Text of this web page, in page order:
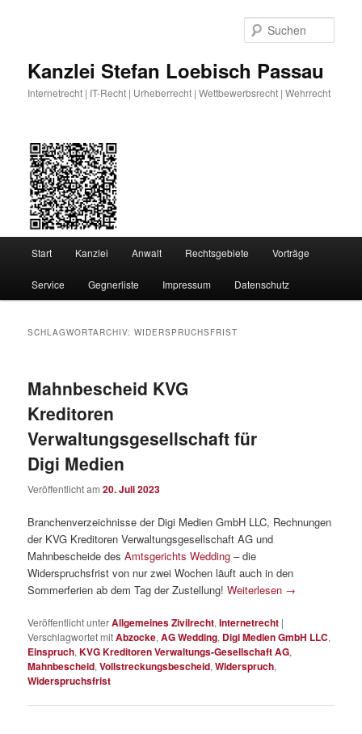
Kanzlei Stefan Loebisch Passau
Internetrecht | IT-Recht | Urheberrecht | Wettbewerbsrecht | Wehrrecht
Start Kanzlei Anwalt Rechtsgebiete Vorträge
Service Gegnerliste Impressum Datenschutz
SCHLAGWORTARCHIV:WIDERSPRUCHSFRIST
Mahnbescheid KVG
Kreditoren
Verwaltungsgesellschaft für
Digi Medien
Veröffentlicht am20. Juli 2023
Branchenverzeichnisse der Digi Medien GmbH LLC, Rechnungen
der KVG Kreditoren Verwaltungsgesellschaft AG und
Mahnbescheide desAmtsgerichts Wedding – die
Widerspruchsfrist von nur zwei Wochen läuft auch in den
Sommerferien ab dem Tag der Zustellung!Weiterlesen →
Veröffentlicht unterAllgemeines Zivilrecht,Internetrecht |
Verschlagwortet mitAbzocke,AG Wedding, Digi Medien GmbH LLC,
Einspruch,KVG Kreditoren Verwaltungs-Gesellschaft AG,
Mahnbescheid,Vollstreckungsbescheid,Widerspruch,
Widerspruchsfrist